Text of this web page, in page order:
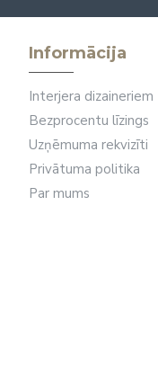
Informācija
Interjera dizaineriem
Bezprocentu līzings
Uzņēmuma rekvizīti
Privātuma politika
Par mums